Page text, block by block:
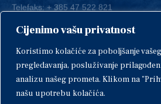
Cijenimo vašu privatnost
Koristimo kolačiće za poboljšanje
pregledavanja, posluživanje
analizu našeg prometa. Klikom na
našu upotrebu kolačića.
E-mail:grad-ogulin@ogulin.hr
OIB: 58264108511
IBAN: HR1424020061829700009